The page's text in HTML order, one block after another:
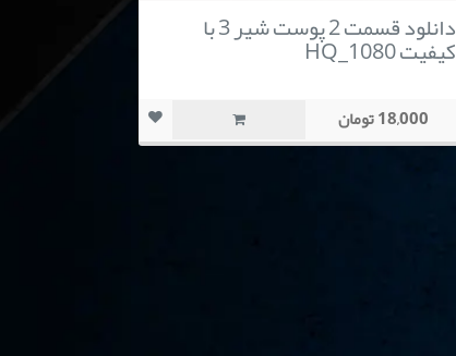
دانلود قسمت 2 پوست شیر 3 با
کیفیت HQ_1080
18,000 تومان